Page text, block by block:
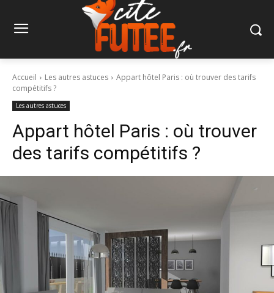
Accueil Les autres astuces
Appart hôtel Paris : où trouver des tarifs
compétitifs ?
Les autres astuces
Appart hôtel Paris : où trouver
des tarifs compétitifs ?